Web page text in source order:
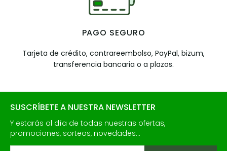
PAGO SEGURO
Tarjeta de crédito, contrareembolso, PayPal, bizum,
transferencia bancaria o a plazos.
SUSCRÍBETE A NUESTRA NEWSLETTER
Y estarás al día de todas nuestras ofertas,
promociones, sorteos, novedades...